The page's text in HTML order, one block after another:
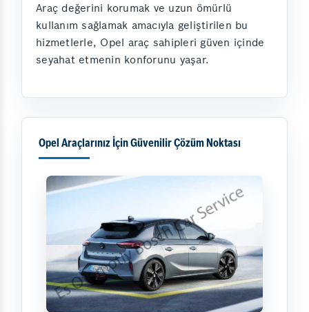
Araç değerini korumak ve uzun ömürlü
kullanım sağlamak amacıyla geliştirilen bu
hizmetlerle, Opel araç sahipleri güven içinde
seyahat etmenin konforunu yaşar.
Opel Araçlarınız İçin Güvenilir Çözüm Noktası